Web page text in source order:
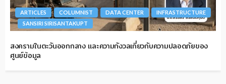
ARTICLES COLUMNIST DATA CENTER
INFRASTRUCTURE
SANSIRI SIRISANTAKUPT
สงครามในตะวันออกกลาง และความกังวลเกี่ยวกับความปลอดภัยของ
ศูนย์ข้อมูล